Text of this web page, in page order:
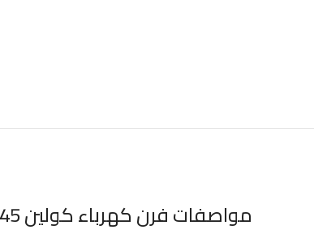
مواصفات فرن كهرباء كولين 45 لتر – 2000 وات – اسود :